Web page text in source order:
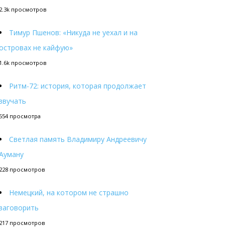
просмотров
Тимур Пшенов: «Никуда не уехал и на
не кайфую»
просмотров
Ритм-72: история, которая продолжает
просмотра
Светлая память Владимиру Андреевичу
просмотров
Немецкий, на котором не страшно
просмотров